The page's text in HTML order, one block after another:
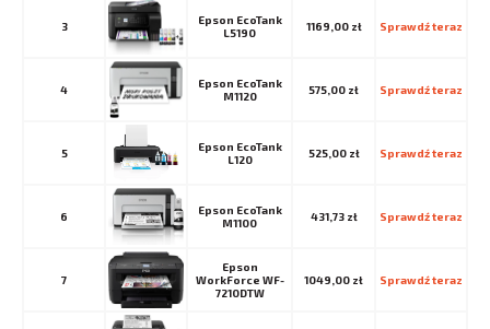
3
Epson EcoTank
L5190
1169,00 zł Sprawdź teraz
4
Epson EcoTank
M1120
575,00 zł Sprawdź teraz
5
Epson EcoTank
L120
525,00 zł Sprawdź teraz
6
Epson EcoTank
M1100
431,73 zł Sprawdź teraz
7
Epson
WorkForce WF-
7210DTW
1049,00 zł Sprawdź teraz